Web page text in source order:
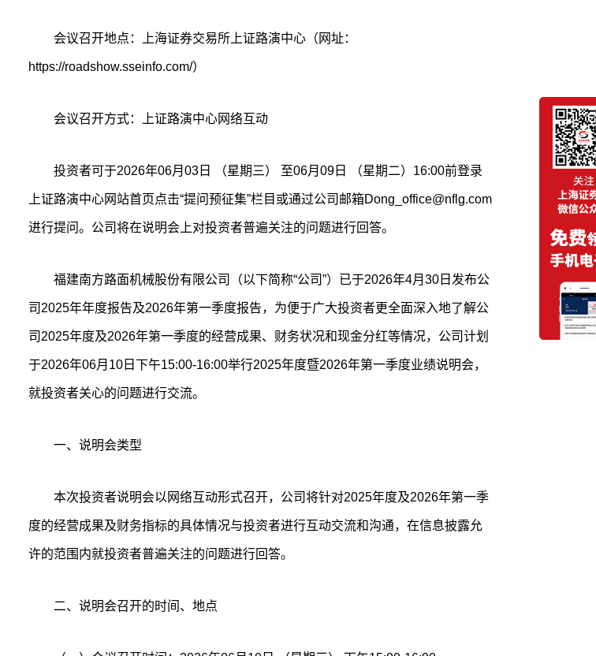
会议召开地点：上海证券交易所上证路演中心（网址：
https://roadshow.sseinfo.com/）
会议召开方式：上证路演中心网络互动
投资者可于2026年06月03日 （星期三） 至06月09日 （星期二）16:00前登录
上证路演中心网站首页点击“提问预征集”栏目或通过公司邮箱Dong_office@nflg.com
进行提问。公司将在说明会上对投资者普遍关注的问题进行回答。
福建南方路面机械股份有限公司（以下简称“公司”）已于2026年4月30日发布公
司2025年年度报告及2026年第一季度报告，为便于广大投资者更全面深入地了解公
司2025年度及2026年第一季度的经营成果、财务状况和现金分红等情况，公司计划
于2026年06月10日下午15:00-16:00举行2025年度暨2026年第一季度业绩说明会，
就投资者关心的问题进行交流。
一、说明会类型
本次投资者说明会以网络互动形式召开，公司将针对2025年度及2026年第一季
度的经营成果及财务指标的具体情况与投资者进行互动交流和沟通，在信息披露允
许的范围内就投资者普遍关注的问题进行回答。
二、说明会召开的时间、地点